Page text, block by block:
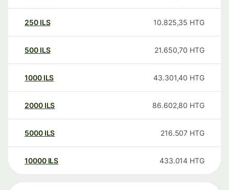
250 ILS 10.825,35 HTG
500 ILS 21.650,70 HTG
1000 ILS 43.301,40 HTG
2000 ILS 86.602,80 HTG
5000 ILS 216.507 HTG
10000 ILS 433.014 HTG